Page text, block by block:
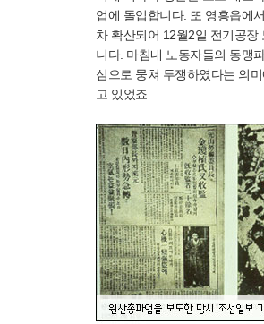
업에 돌입합니다. 또 영흥읍에
차 확산되어 12월2일 전기공
니다. 마침내 노동자들의 동맹
심으로 뭉쳐 투쟁하였다는 의
고 있었죠.